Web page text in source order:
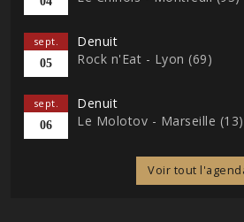
sept.
05
Denuit
Rock n'Eat - Lyon (69)
sept.
06
Denuit
Le Molotov - Marseille (13)
Voir tout